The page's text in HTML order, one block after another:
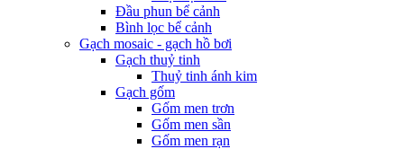
Đầu phun bể cảnh
Bình lọc bể cảnh
Gạch mosaic - gạch hồ bơi
Gạch thuỷ tinh
Thuỷ tinh ánh kim
Gạch gốm
Gốm men trơn
Gốm men sần
Gốm men rạn